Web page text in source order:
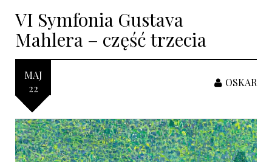
VI Symfonia Gustava
Mahlera – część trzecia
MAJ
22
OSKAR